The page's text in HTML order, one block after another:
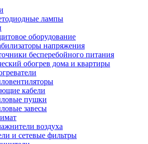
лампы
оборудование
напряжения
бесперебойного питания
обогрев дома и квартиры
кабели
пушки
завесы
воздуха
и сетевые фильтры